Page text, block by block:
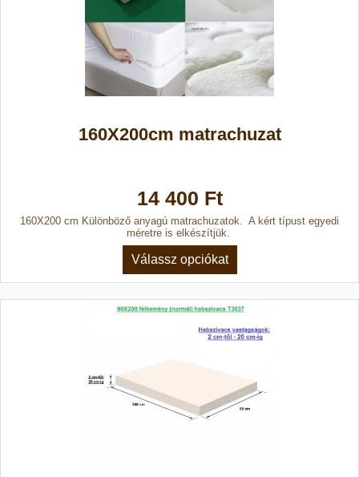
160X200cm matrachuzat
14 400 Ft
160X200 cm Különböző anyagú matrachuzatok. A kért típust egyedi
méretre is elkészítjük.
Válassz opciókat